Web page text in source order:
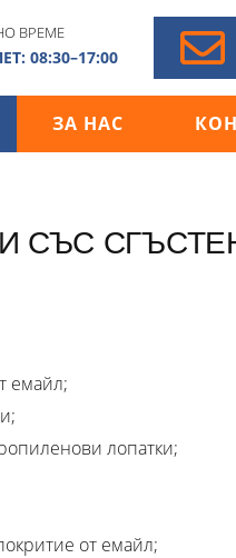
ВРЕМЕ
08:30–17:00
ЗА НАС
СЪС
емайл;
лопатки;
от емайл;